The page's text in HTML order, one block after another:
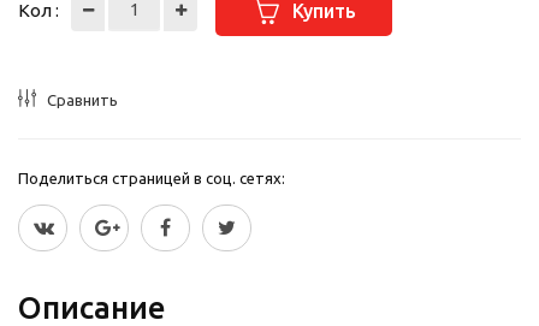
Кол : Купить
Сравнить
Поделиться страницей в соц. сетях:
Описание